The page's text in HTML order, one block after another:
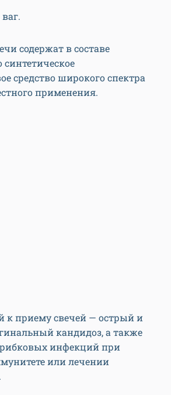
содержат в составе
синтетическое
средство широкого спектра
применения.
к приему свечей — острый и
кандидоз, а также
инфекций при
или лечении